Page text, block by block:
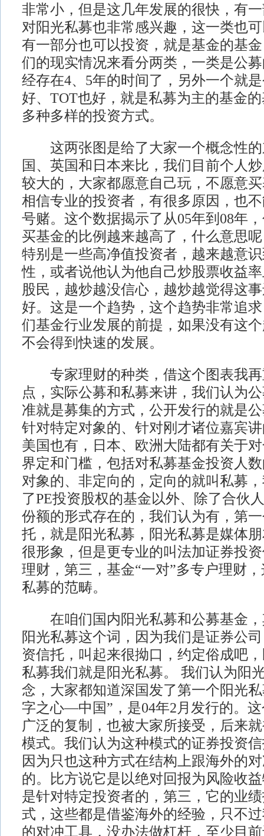
非常小，但是这几年发展的很快，有
对阳光私募也非常感兴趣，这一类也
有一部分也可以投资，就是基金的基
们的现实情况来看分两类，一类是公
经存在4、5年的时间了，另外一个就
好、TOT也好，就是私募为主的基金
多种多样的投资方式。
这两张图是给了大家一个概念性的
国、英国和日本来比，我们目前个人
较大的，大家都愿意自己玩，不愿意
相信专业的投资者，有很多原因，也
号赌。这个数据揭示了从05年到08年
买基金的比例越来越高了，什么意思
特别是一些高净值投资者，越来越意
性，或者说他认为他自己炒股票收益
股民，越炒越没信心，越炒越觉得这
好。这是一个趋势，这个趋势非常追
们基金行业发展的前提，如果没有这
不会得到快速的发展。
专家理财的种类，借这个图表我再
点，实际公募和私募来讲，我们认为
准就是募集的方式，公开发行的就是
针对特定对象的、针对刚才诸位嘉宾
美国也有，日本、欧洲大陆都有关于
界定和门槛，包括对私募基金投资人
对象的、非定向的，定向的就叫私募
了PE投资股权的基金以外、除了合伙
份额的形式存在的，我们认为有，第
托，就是阳光私募，阳光私募是媒体
很形象，但是更专业的叫法加证券投
理财，第三，基金“一对”多专户理财
私募的范畴。
在咱们国内阳光私募和公募基金，
阳光私募这个词，因为我们是证券公
资信托，叫起来很拗口，约定俗成吧
私募我们就是阳光私募。 我们认为阳
念，大家都知道深国发了第一个阳光
字之心—中国”，是04年2月发行的。
广泛的复制，也被大家所接受，后来
模式。我们认为这种模式的证券投资
因为只也这种方式在结构上跟海外的
的。比方说它是以绝对回报为风险收
是针对特定投资者的，第三，它的业
式，这些都是借鉴海外的经验，只不
的对冲工具，没办法做杠杆，至少目